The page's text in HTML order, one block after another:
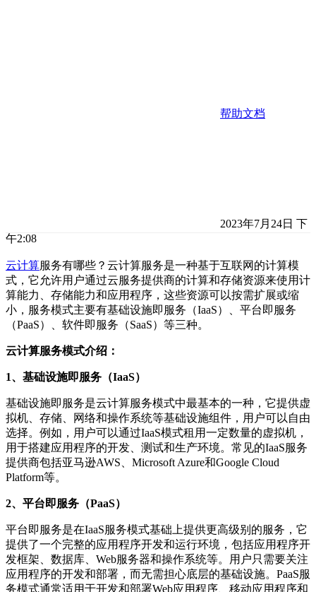
帮助文档
2023年7月24日 下
午2:08
云计算服务有哪些？云计算服务是一种基于互联网的计算模
式，它允许用户通过云服务提供商的计算和存储资源来使用计
算能力、存储能力和应用程序，这些资源可以按需扩展或缩
小，服务模式主要有基础设施即服务（IaaS）、平台即服务
（PaaS）、软件即服务（SaaS）等三种。
云计算服务模式介绍：
1、基础设施即服务（IaaS）
基础设施即服务是云计算服务模式中最基本的一种，它提供虚
拟机、存储、网络和操作系统等基础设施组件，用户可以自由
选择。例如，用户可以通过IaaS模式租用一定数量的虚拟机，
用于搭建应用程序的开发、测试和生产环境。常见的IaaS服务
提供商包括亚马逊AWS、Microsoft Azure和Google Cloud
Platform等。
2、平台即服务（PaaS）
平台即服务是在IaaS服务模式基础上提供更高级别的服务，它
提供了一个完整的应用程序开发和运行环境，包括应用程序开
发框架、数据库、Web服务器和操作系统等。用户只需要关注
应用程序的开发和部署，而无需担心底层的基础设施。PaaS服
务模式通常适用于开发和部署Web应用程序、移动应用程序和